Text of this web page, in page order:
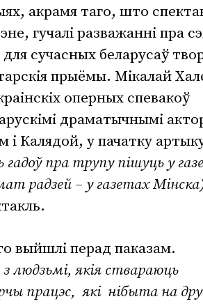
акрамя таго, што
гучалі разважанні пра
сучасных беларусаў
прыёмы. Мікалай
оперных спевакоў
драматычнымі
і Калядой, у пачатку
гадоў пра трупу пішуць у
радзей – у газетах
выйшлі перад паказам.
людзьмі, якія ствараюць
працэс, які нібыта на